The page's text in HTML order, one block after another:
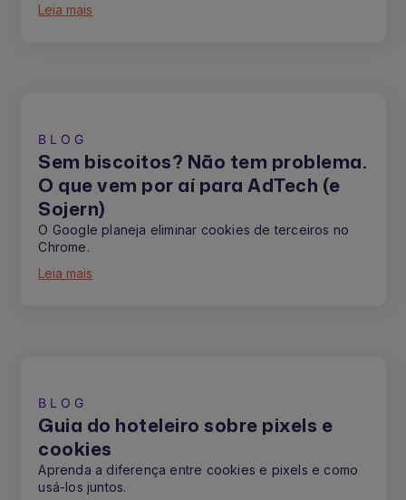
Leia mais
BLOG
Sem biscoitos? Não tem problema.
O que vem por aí para AdTech (e
Sojern)
O Google planeja eliminar cookies de terceiros no
Chrome.
Leia mais
BLOG
Guia do hoteleiro sobre pixels e
cookies
Aprenda a diferença entre cookies e pixels e como
usá-los juntos.